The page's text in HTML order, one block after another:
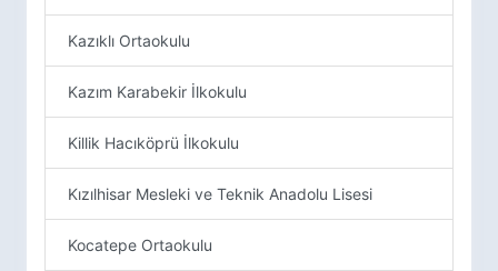
Kazıklı Ortaokulu
Kazım Karabekir İlkokulu
Killik Hacıköprü İlkokulu
Kızılhisar Mesleki ve Teknik Anadolu Lisesi
Kocatepe Ortaokulu